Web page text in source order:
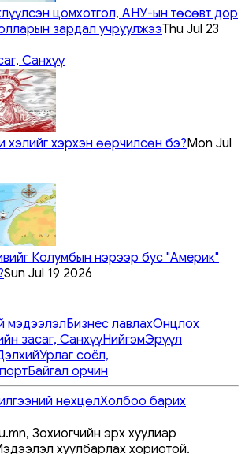
цомхотгол, АНУ-ын төсөвт дор
зардал учруулжээThu Jul 23
Санхүү
хэлийг хэрхэн өөрчилсөн бэ?Mon Jul
Колумбын нэрээр бус "Америк"
Sun Jul 19 2026
мэдээлэлБизнес лавлахОнцлох
засаг, СанхүүНийгэмЭрүүл
Урлаг соёл,
Байгал орчин
нөхцөлХолбоо барих
Зохиогчийн эрх хуулиар
хуулбарлах хориотой.